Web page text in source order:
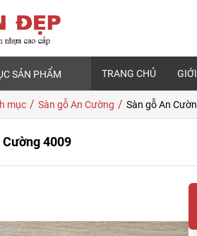
SẢN PHẨM TRANG CHỦ
mục / Sàn gỗ An Cường / Sàn gỗ An
Cường 4009